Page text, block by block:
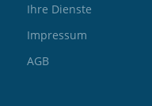
Ihre Dienste
Impressum
AGB